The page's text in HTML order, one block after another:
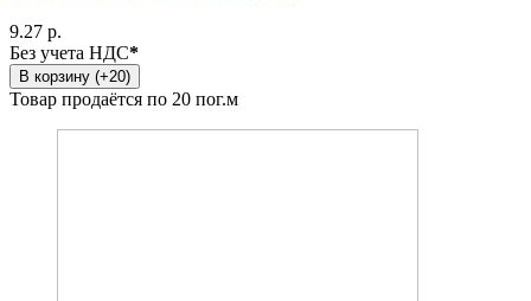
9.27 р.
Без учета НДС*
В корзину (+20)
Товар продаётся по 20 пог.м